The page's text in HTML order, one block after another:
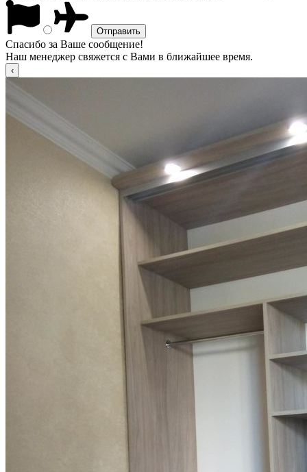
Спасибо за Ваше сообщение!
Наш менеджер свяжется с Вами в ближайшее время.